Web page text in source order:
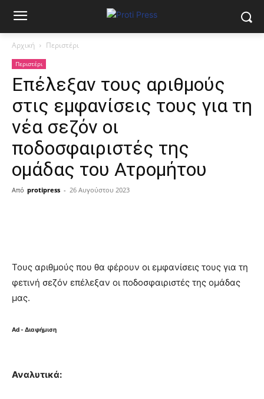
Αρχική Περιστέρι
Περιστέρι
Επέλεξαν τους αριθμούς
στις εμφανίσεις τους για τη
νέα σεζόν οι
ποδοσφαιριστές της
ομάδας του Ατρομήτου
Από protipress - 26 Αυγούστου 2023
Τους αριθμούς που θα φέρουν οι εμφανίσεις τους για τη
φετινή σεζόν επέλεξαν οι ποδοσφαιριστές της ομάδας
μας.
Ad - Διαφήμιση
Αναλυτικά: